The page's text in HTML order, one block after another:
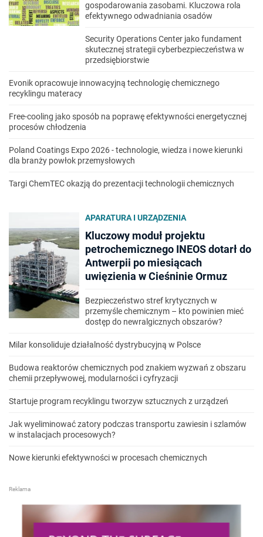
gospodarowania zasobami. Kluczowa rola
efektywnego odwadniania osadów
Security Operations Center jako fundament
skutecznej strategii cyberbezpieczeństwa w
przedsiębiorstwie
Evonik opracowuje innowacyjną technologię chemicznego
recyklingu materacy
Free-cooling jako sposób na poprawę efektywności energetycznej
procesów chłodzenia
Poland Coatings Expo 2026 - technologie, wiedza i nowe kierunki
dla branży powłok przemysłowych
Targi ChemTEC okazją do prezentacji technologii chemicznych
APARATURA I URZĄDZENIA
Kluczowy moduł projektu
petrochemicznego INEOS dotarł do
Antwerpii po miesiącach
uwięzienia w Cieśninie Ormuz
Bezpieczeństwo stref krytycznych w
przemyśle chemicznym – kto powinien mieć
dostęp do newralgicznych obszarów?
Milar konsoliduje działalność dystrybucyjną w Polsce
Budowa reaktorów chemicznych pod znakiem wyzwań z obszaru
chemii przepływowej, modularności i cyfryzacji
Startuje program recyklingu tworzyw sztucznych z urządzeń
Jak wyeliminować zatory podczas transportu zawiesin i szlamów
w instalacjach procesowych?
Nowe kierunki efektywności w procesach chemicznych